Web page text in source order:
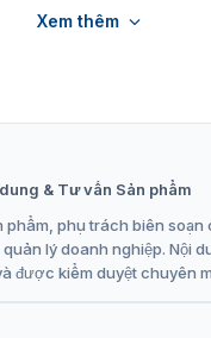
Xem thêm
& Tư vấn Sản phẩm
phẩm, phụ trách biên
lý doanh nghiệp. Nội
được kiểm duyệt chuyên